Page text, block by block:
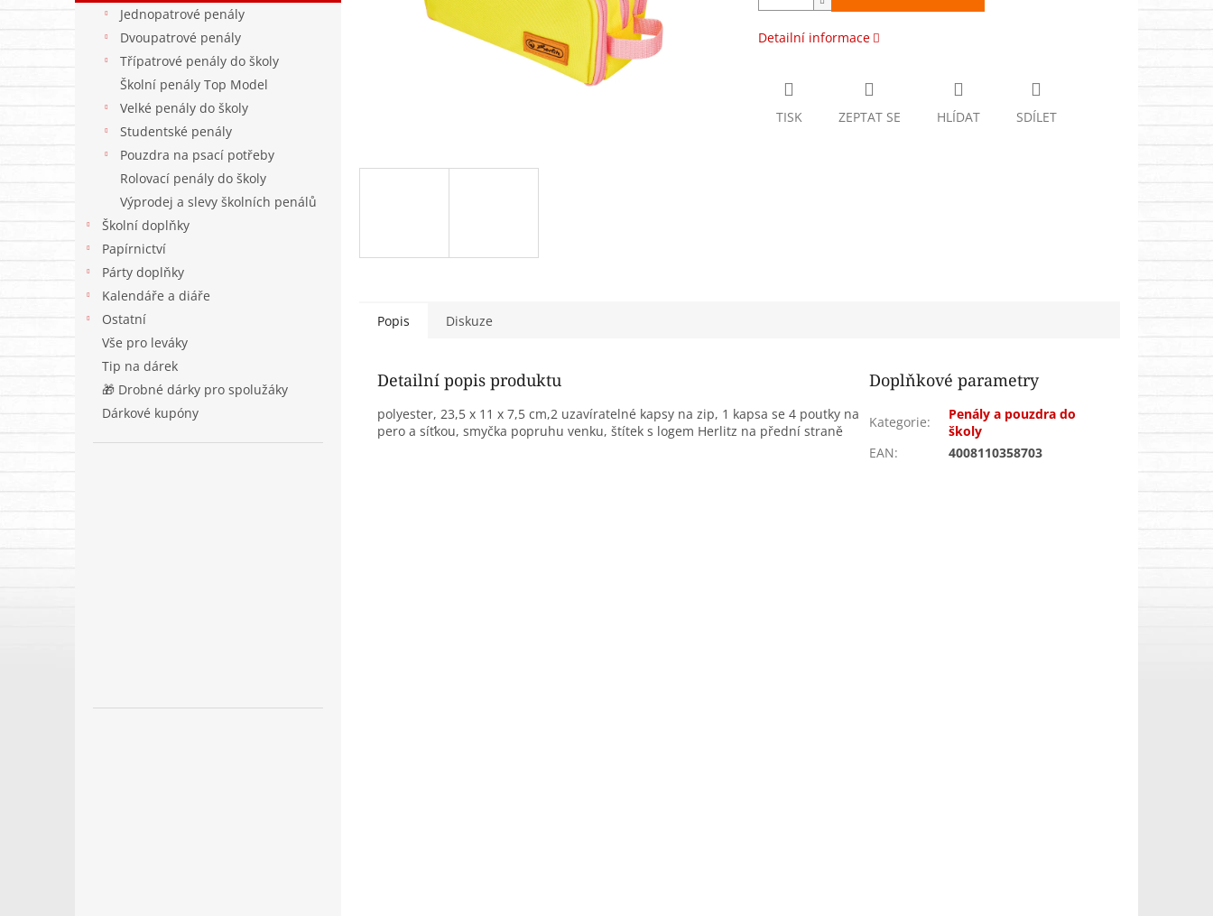
Jednopatrové penály
Dvoupatrové penály
Třípatrové penály do školy
Školní penály Top Model
Velké penály do školy
Studentské penály
Pouzdra na psací potřeby
Rolovací penály do školy
Výprodej a slevy školních penálů
Školní doplňky
Papírnictví
Párty doplňky
Kalendáře a diáře
Ostatní
Vše pro leváky
Tip na dárek
🎁 Drobné dárky pro spolužáky
Dárkové kupóny
Detailní informace
TISK ZEPTAT SE HLÍDAT SDÍLET
Popis Diskuze
Detailní popis produktu
polyester, 23,5 x 11 x 7,5 cm,2 uzavíratelné kapsy na zip, 1 kapsa se 4 poutky na
pero a síťkou, smyčka popruhu venku, štítek s logem Herlitz na přední straně
Doplňkové parametry
Kategorie:
Penály a pouzdra do
školy
EAN: 4008110358703